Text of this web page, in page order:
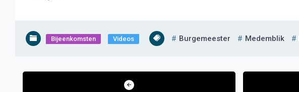
Bijeenkomsten Videos Burgemeester Medemblik
Bericht